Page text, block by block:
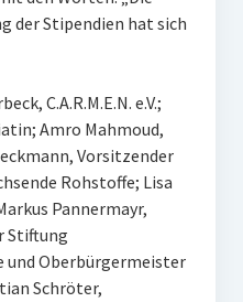
der Stipendien hat sich
C.A.R.M.E.N. e.V.;
Amro Mahmoud,
Vorsitzender
Rohstoffe; Lisa
Pannermayr,
Stiftung
und Oberbürgermeister
Schröter,